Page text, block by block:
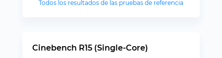
Todos los resultados de las pruebas de referencia
Cinebench R15 (Single-Core)